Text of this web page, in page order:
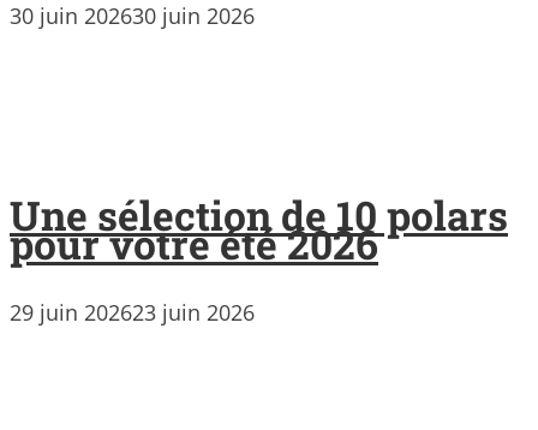
30 juin 202630 juin 2026
Une sélection de 10 polars
pour votre été 2026
29 juin 202623 juin 2026